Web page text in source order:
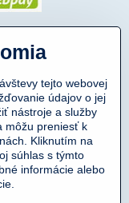
tejto webovej
údajov o jej
nástroje a služby
môžu preniesť k
Kliknutím na
súhlas s týmto
informácie alebo